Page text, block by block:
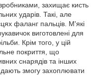
захищає кисть
ударів. Такі, але
фаланг пальців. М'які
виготовлені для
Крім того, у цій
покриття, що
снарядів та інших
дають змогу захоплювати